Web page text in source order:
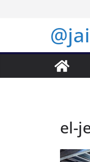
el-